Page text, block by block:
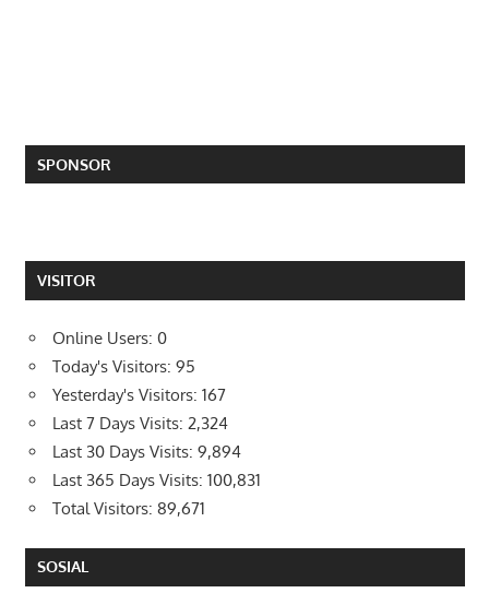
SPONSOR
VISITOR
Online Users: 0
Today's Visitors: 95
Yesterday's Visitors: 167
Last 7 Days Visits: 2,324
Last 30 Days Visits: 9,894
Last 365 Days Visits: 100,831
Total Visitors: 89,671
SOSIAL